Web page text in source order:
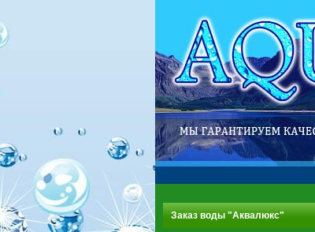
Заказ воды "Аквалюкс"